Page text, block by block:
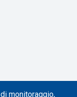
monitoraggio,